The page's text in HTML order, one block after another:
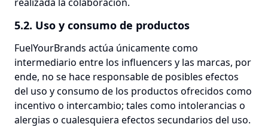
5.2. Uso y consumo de productos
FuelYourBrands actúa únicamente como
intermediario entre los influencers y las marcas, por
ende, no se hace responsable de posibles efectos
del uso y consumo de los productos ofrecidos como
incentivo o intercambio; tales como intolerancias o
alergias o cualesquiera efectos secundarios del uso.